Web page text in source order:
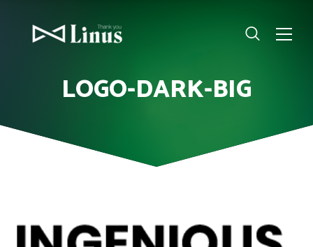
LOGO-DARK-BIG